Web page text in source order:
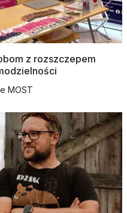
z rozszczepem
MOST